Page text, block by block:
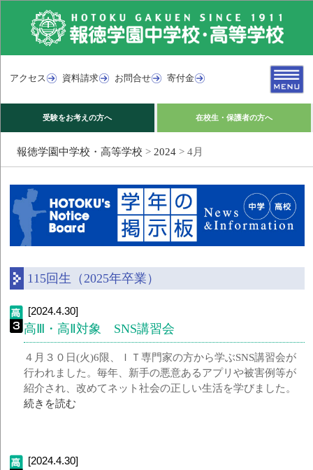
アクセス 資料請求 お問合せ 寄付金
受験をお考えの方へ 在校生・保護者の方へ
報徳学園中学校・高等学校 > 2024> 4月
115回生（2025年卒業）
[2024.4.30]
高Ⅲ・高Ⅱ対象 SNS講習会
４月３０日(火)6限、ＩＴ専門家の方から学ぶSNS講習会が
行われました。毎年、新手の悪意あるアプリや被害例等が
紹介され、改めてネット社会の正しい生活を学びました。
続きを読む
[2024.4.30]